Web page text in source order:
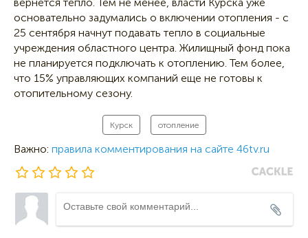
основательно задумались о включении отопления - с
25 сентября начнут подавать тепло в социальные
учреждения областного центра. Жилищный фонд пока
не планируется подключать к отоплению. Тем более,
что 15% управляющих компаний еще не готовы к
отопительному сезону.
Курск отопление
Важно: правила комментирования на сайте 46tv.ru